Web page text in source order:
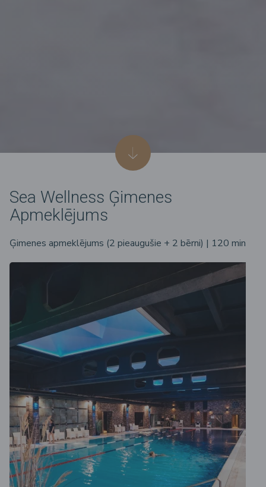
Sea Wellness Ģimenes
Apmeklējums
Ģimenes apmeklējums (2 pieaugušie + 2 bērni) | 120 min